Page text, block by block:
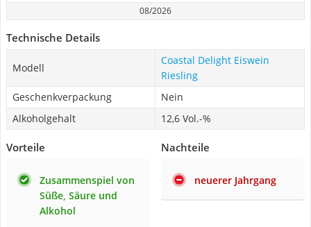
08/2026
Technische Details
Modell
Coastal Delight Eiswein
Riesling
Geschenkverpackung
Nein
Alkoholgehalt
12,6 Vol.-%
Vorteile
Zusammenspiel von
Süße, Säure und
Alkohol
Nachteile
neuerer Jahrgang